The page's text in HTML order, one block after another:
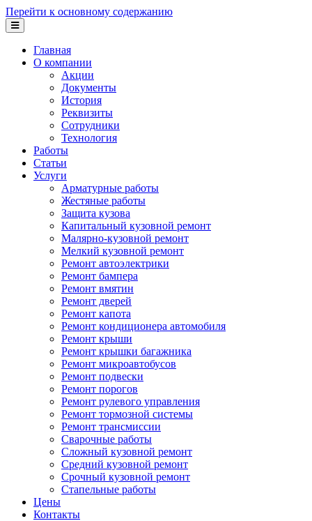
Перейти к основному содержанию
Главная
О компании
Акции
Документы
История
Реквизиты
Сотрудники
Технология
Работы
Статьи
Услуги
Арматурные работы
Жестяные работы
Защита кузова
Капитальный кузовной ремонт
Малярно-кузовной ремонт
Мелкий кузовной ремонт
Ремонт автоэлектрики
Ремонт бампера
Ремонт вмятин
Ремонт дверей
Ремонт капота
Ремонт кондиционера автомобиля
Ремонт крыши
Ремонт крышки багажника
Ремонт микроавтобусов
Ремонт подвески
Ремонт порогов
Ремонт рулевого управления
Ремонт тормозной системы
Ремонт трансмиссии
Сварочные работы
Сложный кузовной ремонт
Средний кузовной ремонт
Срочный кузовной ремонт
Стапельные работы
Цены
Контакты